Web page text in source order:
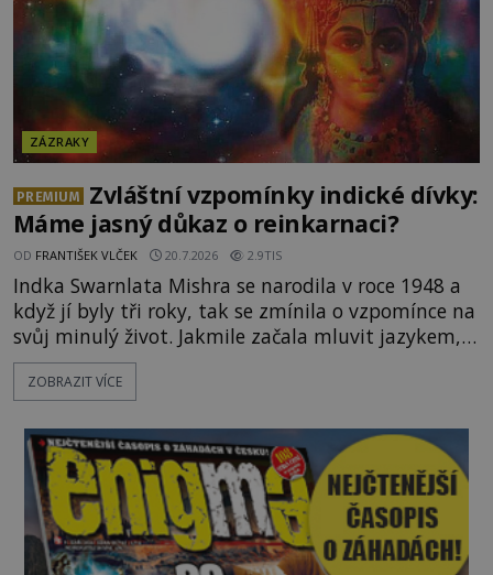
ZÁZRAKY
PREMIUM
Zvláštní vzpomínky indické dívky:
Máme jasný důkaz o reinkarnaci?
OD FRANTIŠEK VLČEK 20.7.2026 2.9TIS
Indka Swarnlata Mishra se narodila v roce 1948 a
když jí byly tři roky, tak se zmínila o vzpomínce na
svůj minulý život. Jakmile začala mluvit jazykem,
který nikdo nezná, začali rodiče její podivné
chování brát vážně. Je snad důkazem reinkarnace?
Na první pohled se zdá, že to bu
ZOBRAZIT VÍCE